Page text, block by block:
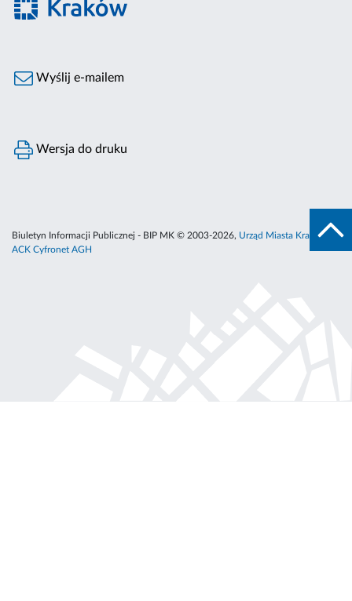
Wyślij e-mailem
Wersja do druku
Biuletyn Informacji Publicznej - BIP MK © 2003-2026, Urząd Miasta Krakowa
ACK Cyfronet AGH